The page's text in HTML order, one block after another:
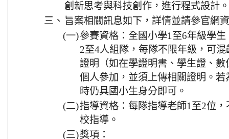
創新思考與科技創作，進行程式設計。
三、 旨案相關訊息如下，詳情並請參官網
(一)參賽資格：全國小學1至6年級學
2至4人組隊，每隊不限年級，可
證明（如在學證明書、學生證、
個人參加，並須上傳相關證明。
時仍具國小生身分即可。
(二)指導資格：每隊指導老師1至2位
校指導。
(三)獎項：